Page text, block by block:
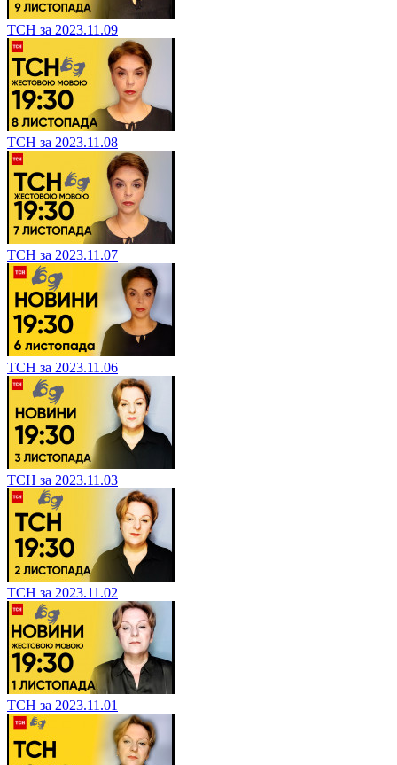
ТСН за 2023.11.09
ТСН за 2023.11.08
ТСН за 2023.11.07
ТСН за 2023.11.06
ТСН за 2023.11.03
ТСН за 2023.11.02
ТСН за 2023.11.01